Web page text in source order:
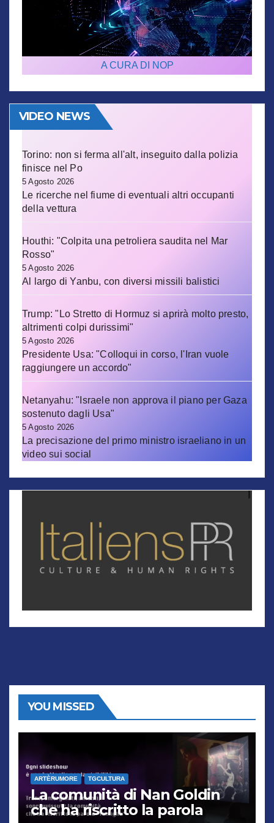
A CURA DI NOP
VIDEO NEWS
Torino: non si ferma all'alt, inseguito dalla polizia
finisce nel Po
5 Agosto 2026
Le ricerche nel fiume di eventuali altri occupanti
della vettura
Houthi: "Colpita una petroliera saudita nel Mar
Rosso"
5 Agosto 2026
Al largo di Yanbu, con diversi missili balistici
Trump: "Lo Stretto di Hormuz si aprirà molto presto,
altrimenti colpi durissimi"
5 Agosto 2026
Presidente Usa: "Colloqui in corso, l'Iran vuole
raggiungere un accordo"
Netanyahu: "Israele non approva il piano per Gaza
sostenuto dagli Usa"
5 Agosto 2026
La precisazione del primo ministro israeliano in un
video sui social
YOU MISSED
ARTÈRUMORE TGCULTURA
La comunità di Nan Goldin
che ha riscritto la parola